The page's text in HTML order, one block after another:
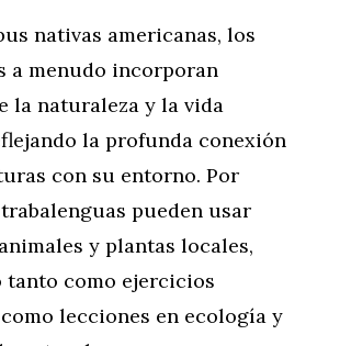
nativas americanas, los
a menudo incorporan
la naturaleza y la vida
la profunda conexión
con su entorno. Por
pueden usar
y plantas locales,
tanto como ejercicios
lecciones en ecología y